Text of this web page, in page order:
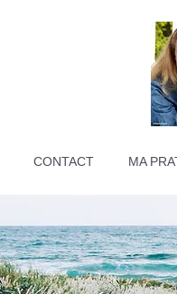
CONTACT MA